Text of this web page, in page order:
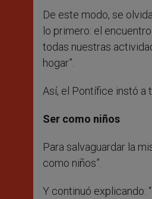
De este modo, se
lo primero: el
todas nuestras
hogar”.
Así, el Pontífice instó a
Ser como niños
Para salvaguardar la
como niños”.
Y continuó explicando: